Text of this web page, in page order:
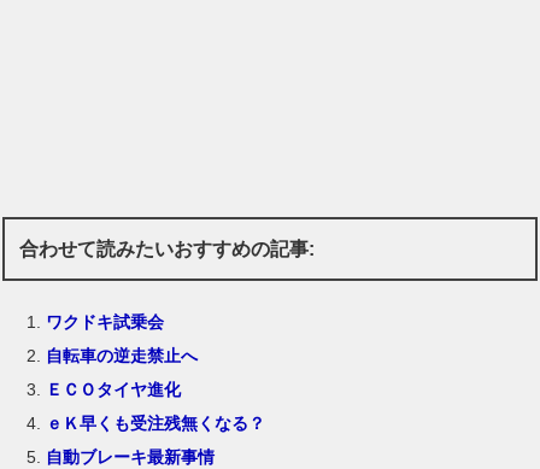
合わせて読みたいおすすめの記事:
ワクドキ試乗会
自転車の逆走禁止へ
ＥＣＯタイヤ進化
ｅＫ早くも受注残無くなる？
自動ブレーキ最新事情